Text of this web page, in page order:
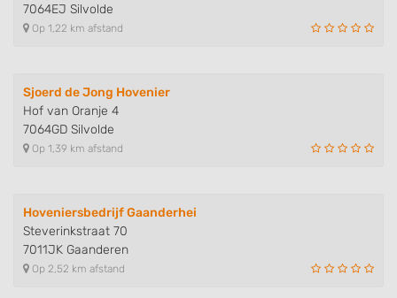
7064EJ Silvolde
Op 1,22 km afstand
Sjoerd de Jong Hovenier
Hof van Oranje 4
7064GD Silvolde
Op 1,39 km afstand
Hoveniersbedrijf Gaanderhei
Steverinkstraat 70
7011JK Gaanderen
Op 2,52 km afstand